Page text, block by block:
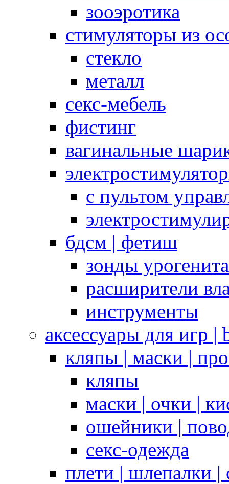
зооэротика
стимуляторы из
стекло
металл
секс-мебель
фистинг
вагинальные
с пультом
бдсм | фетиш
зонды
расширители
инструменты
аксессуары для игр |
кляпы | маски |
кляпы
маски | очки |
ошейники |
секс-одежда
плети | шлепалки |